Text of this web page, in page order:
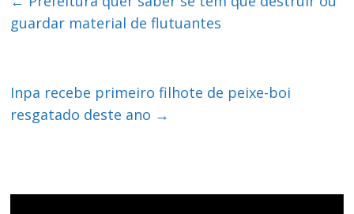
guardar material de flutuantes
Inpa recebe primeiro filhote de peixe-boi
resgatado deste ano →